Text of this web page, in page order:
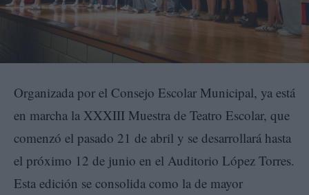
Organizada por el Consejo Escolar Municipal, ya está
en marcha la XXXIII Muestra de Teatro Escolar, que
comenzó el pasado 21 de abril y se desarrollará hasta
el próximo 12 de junio en el Auditorio López Torres.
Esta edición se consolida como la de mayor